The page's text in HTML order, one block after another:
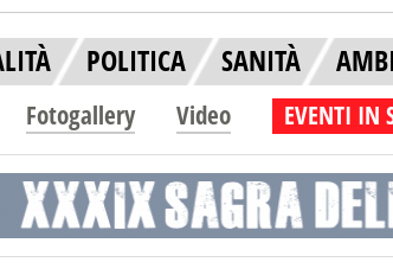
POLITICA SANITÀ
Fotogallery Video EVENTI IN